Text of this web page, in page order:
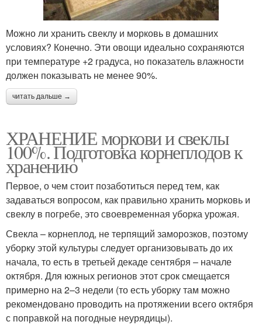
Можно ли хранить свеклу и морковь в домашних
условиях? Конечно. Эти овощи идеально сохраняются
при температуре +2 градуса, но показатель влажности
должен показывать не менее 90%.
читать дальше →
ХРАНЕНИЕ моркови и свеклы
100%. Подготовка корнеплодов к
хранению
Первое, о чем стоит позаботиться перед тем, как
задаваться вопросом, как правильно хранить морковь и
свеклу в погребе, это своевременная уборка урожая.
Свекла – корнеплод, не терпящий заморозков, поэтому
уборку этой культуры следует организовывать до их
начала, то есть в третьей декаде сентября – начале
октября. Для южных регионов этот срок смещается
примерно на 2–3 недели (то есть уборку там можно
рекомендовано проводить на протяжении всего октября
с поправкой на погодные неурядицы).